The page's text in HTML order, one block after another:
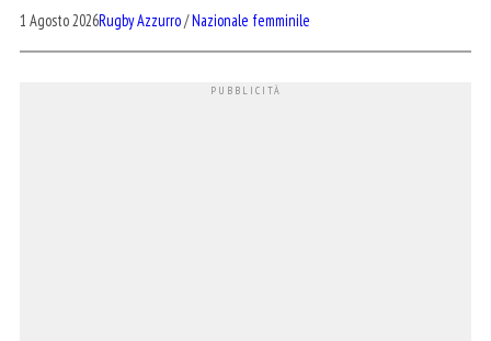
1 Agosto 2026Rugby Azzurro/Nazionale femminile